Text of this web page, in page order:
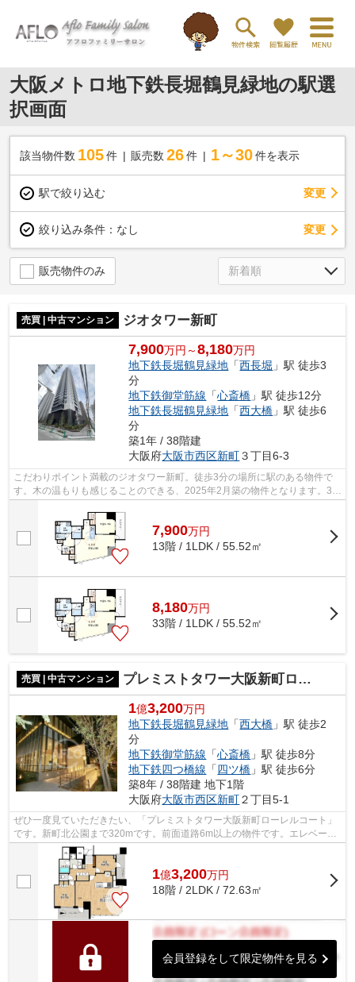
大阪メトロ地下鉄長堀鶴見緑地の駅選
択画面
該当物件数 105件 販売数 26 件 1～30 件を表示
駅で絞り込む 変更
絞り込み条件： なし 変更
販売物件のみ
売買 | 中古マンション ジオタワー新町
7,900万円～8,180万円
地下鉄長堀鶴見緑地 「西長堀 」駅 徒歩3
分
地下鉄御堂筋線 「心斎橋 」駅 徒歩12分
地下鉄長堀鶴見緑地 「西大橋 」駅 徒歩6
分
築1年 / 38階建
大阪府大阪市西区新町３丁目6-3
こだわりポイント満載のジオタワー新町。徒歩3分の場所に駅のある物件で
す。木の温もりも感じることのできる、2025年2月築の物件となります。38
階建ての建物もお探ししますので、ご安...
7,900万円
13階 / 1LDK / 55.52㎡
8,180万円
33階 / 1LDK / 55.52㎡
売買 | 中古マンション プレミストタワー大阪新町ローレルコート
1億3,200万円
地下鉄長堀鶴見緑地 「西大橋 」駅 徒歩2
分
地下鉄御堂筋線 「心斎橋 」駅 徒歩8分
地下鉄四つ橋線 「四ツ橋 」駅 徒歩6分
築8年 / 38階建 地下1階
大阪府大阪市西区新町２丁目5-1
ぜひ一度見ていただきたい、「プレミストタワー大阪新町ローレルコート」
です。新町北公園まで320mです。前面道路6m以上の物件です。エレベータ
ー2基付きです。不動産情報に関するお悩...
1億3,200万円
18階 / 2LDK / 72.63㎡
会員登録をして限定物件を見る